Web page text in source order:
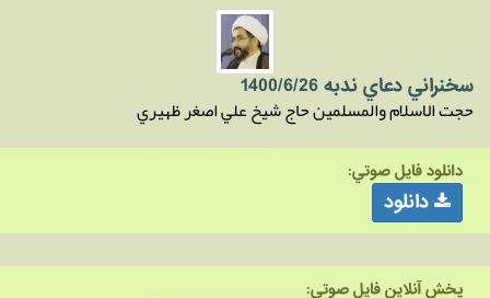
سخنراني دعاي ندبه 1400/6/26
حجت الاسلام والمسلمين حاج شيخ علي اصغر ظهيري
دانلود فايل صوتي:
دانلود
پخش آنلاين فايل صوتي: